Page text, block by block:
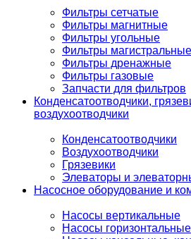
Фильтры сетчатые
Фильтры магнитные
Фильтры угольные
Фильтры магистральные
Фильтры дренажные
Фильтры газовые
Запчасти для фильтров
Конденсатоотводчики,
воздухоотводчики
Конденсатоотводчики
Воздухоотводчики
Грязевики
Элеваторы и
Насосное оборудование и
Насосы вертикальные
Насосы горизонтальные